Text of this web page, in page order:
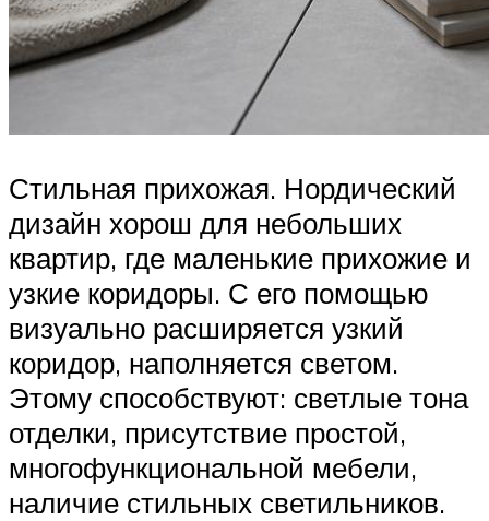
Стильная прихожая. Нордический
дизайн хорош для небольших
квартир, где маленькие прихожие и
узкие коридоры. С его помощью
визуально расширяется узкий
коридор, наполняется светом.
Этому способствуют: светлые тона
отделки, присутствие простой,
многофункциональной мебели,
наличие стильных светильников.